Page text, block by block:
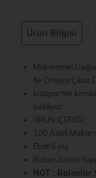
Ürün Bilgisi
Mükemmel
İle Ortaya
kidspartim
bekliyor.
ÜRÜN İÇERİĞİ :
100 Adet
Ebat:6 inç
Balon Zinciri
NOT : Balonlar